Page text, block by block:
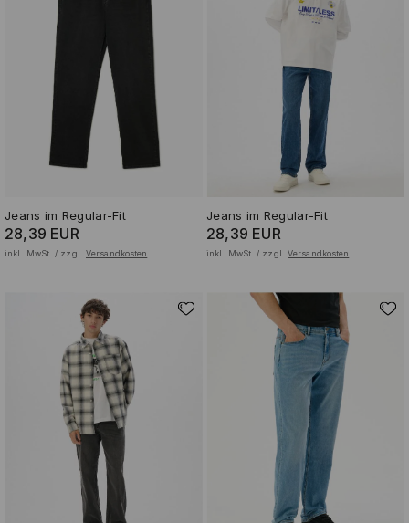
Jeans im Regular-Fit
28,39 EUR
inkl. MwSt. / zzgl. Versandkosten
Jeans im Regular-Fit
28,39 EUR
inkl. MwSt. / zzgl. Versandkosten